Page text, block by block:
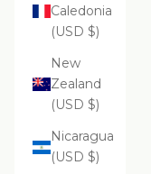
Caledonia
(USD $)
New
Zealand
(USD $)
Nicaragua
(USD $)